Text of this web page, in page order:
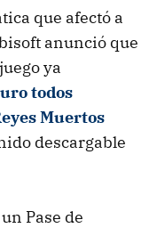
que afectó a
anunció que
ya
todos
Muertos
descargable
Pase de